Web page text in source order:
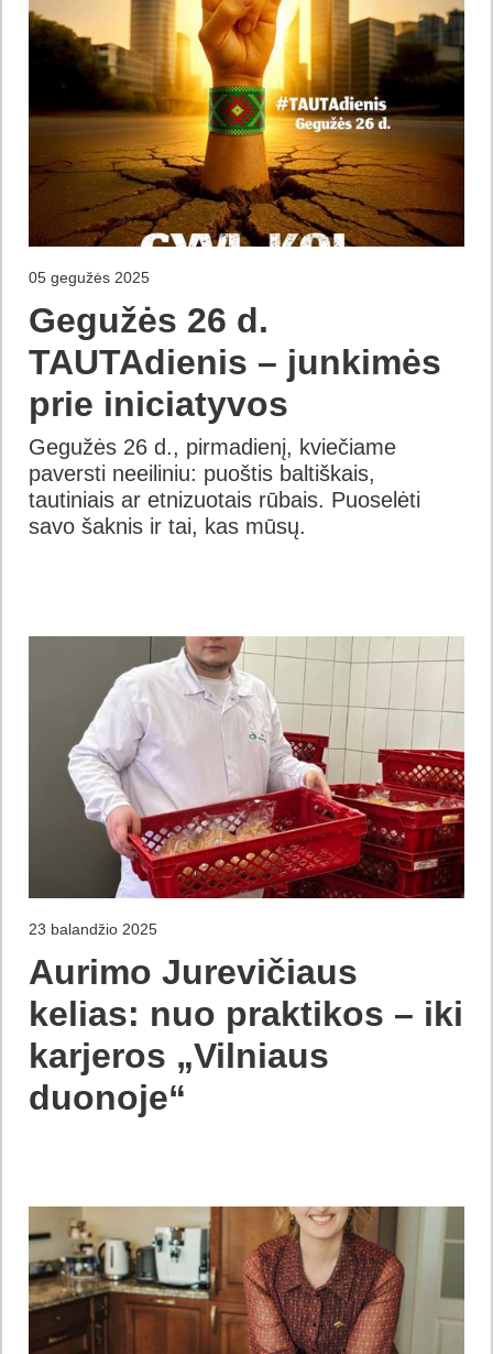
05 gegužės 2025
Gegužės 26 d.
TAUTAdienis – junkimės
prie iniciatyvos
Gegužės 26 d., pirmadienį, kviečiame
paversti neeiliniu: puoštis baltiškais,
tautiniais ar etnizuotais rūbais. Puoselėti
savo šaknis ir tai, kas mūsų.
23 balandžio 2025
Aurimo Jurevičiaus
kelias: nuo praktikos – iki
karjeros „Vilniaus
duonoje“